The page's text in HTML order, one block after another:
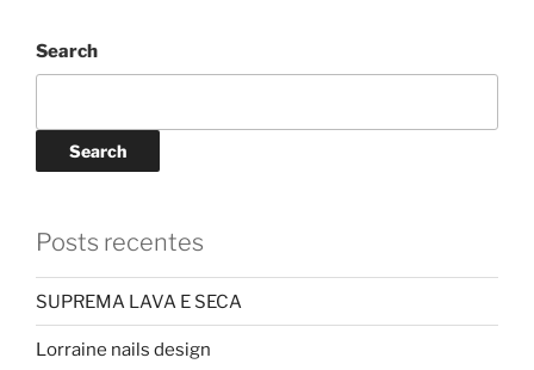
Search
Search
Posts recentes
SUPREMA LAVA E SECA
Lorraine nails design